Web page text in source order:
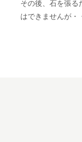
その後、石を張る
はできませんが・